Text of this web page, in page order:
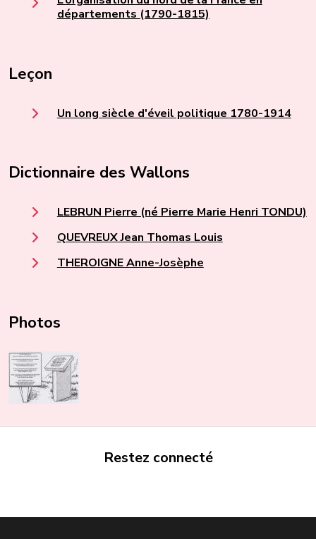
départements (1790-1815)
Leçon
Un long siècle d'éveil politique 1780-1914
Dictionnaire des Wallons
LEBRUN Pierre (né Pierre Marie Henri TONDU)
QUEVREUX Jean Thomas Louis
THEROIGNE Anne-Josèphe
Photos
Restez connecté